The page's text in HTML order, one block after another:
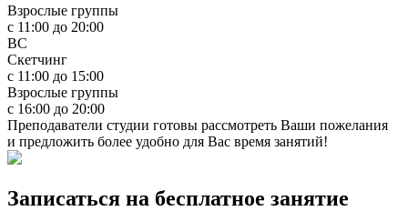
Взрослые группы
с 11:00 до 20:00
ВС
Скетчинг
с 11:00 до 15:00
Взрослые группы
с 16:00 до 20:00
Преподаватели студии готовы рассмотреть Ваши пожелания
и предложить более удобно для Вас время занятий!
Записаться на бесплатное занятие